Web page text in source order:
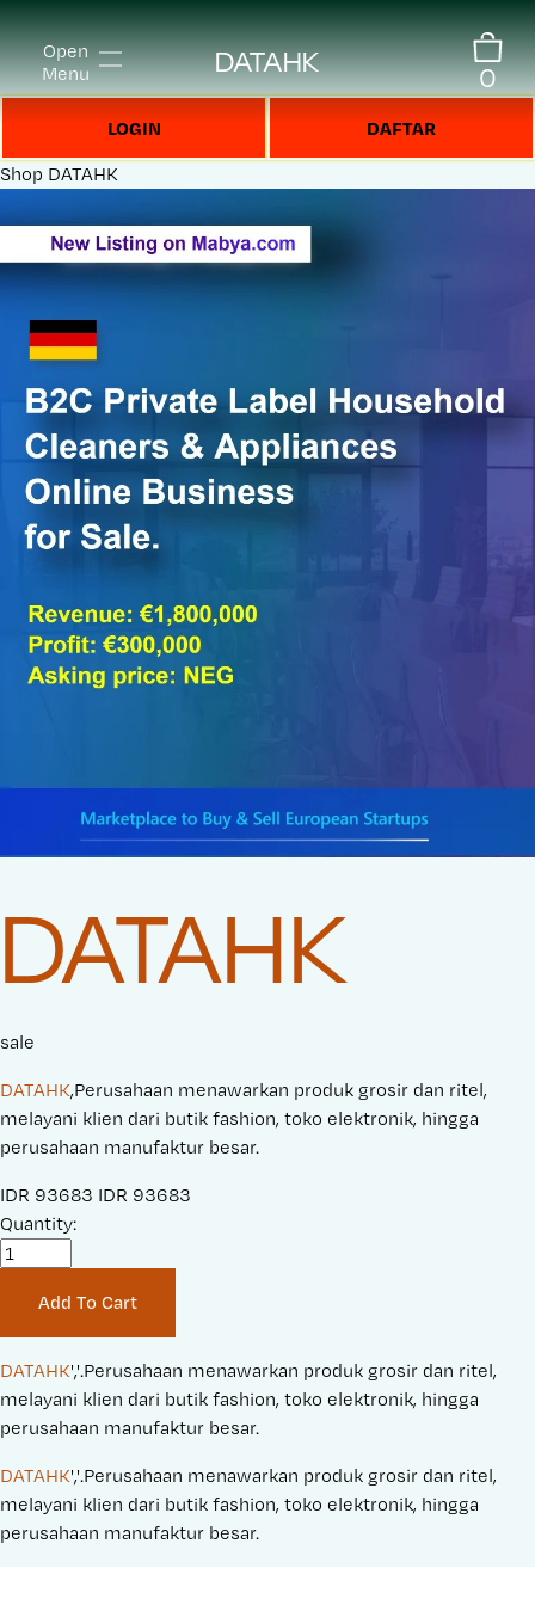
Open
Menu
DATAHK 0
LOGIN DAFTAR
Shop DATAHK
DATAHK
sale
DATAHK,Perusahaan menawarkan produk grosir dan ritel,
melayani klien dari butik fashion, toko elektronik, hingga
perusahaan manufaktur besar.
S
a
r
i
c
e
IDR 93683 O
i
n
a
l
P
i
c
e
IDR 93683
Quantity:
Add To Cart
DATAHK','.Perusahaan menawarkan produk grosir dan ritel,
melayani klien dari butik fashion, toko elektronik, hingga
perusahaan manufaktur besar.
DATAHK','.Perusahaan menawarkan produk grosir dan ritel,
melayani klien dari butik fashion, toko elektronik, hingga
perusahaan manufaktur besar.